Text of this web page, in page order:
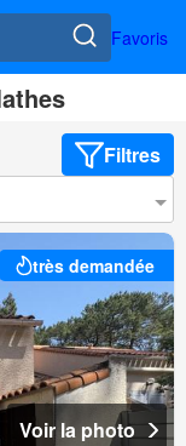
Favoris
Filtres
très demandée
Voir la photo